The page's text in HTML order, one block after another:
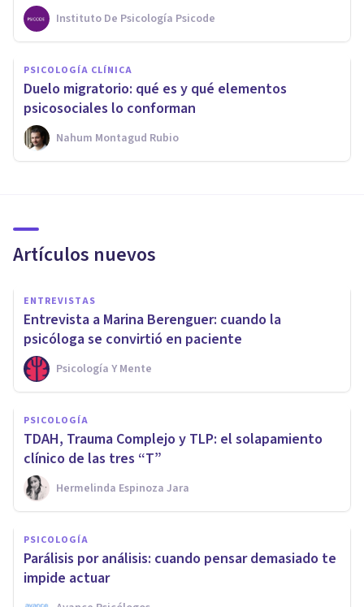
Instituto De Psicología Psicode
PSICOLOGÍA CLÍNICA
Duelo migratorio: qué es y qué elementos
psicosociales lo conforman
Nahum Montagud Rubio
Artículos nuevos
ENTREVISTAS
Entrevista a Marina Berenguer: cuando la
psicóloga se convirtió en paciente
Psicología Y Mente
PSICOLOGÍA
TDAH, Trauma Complejo y TLP: el solapamiento
clínico de las tres “T”
Hermelinda Espinoza Jara
PSICOLOGÍA
Parálisis por análisis: cuando pensar demasiado te
impide actuar